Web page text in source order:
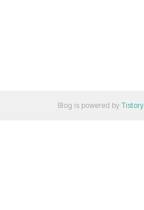
Blog is powered by Tistory